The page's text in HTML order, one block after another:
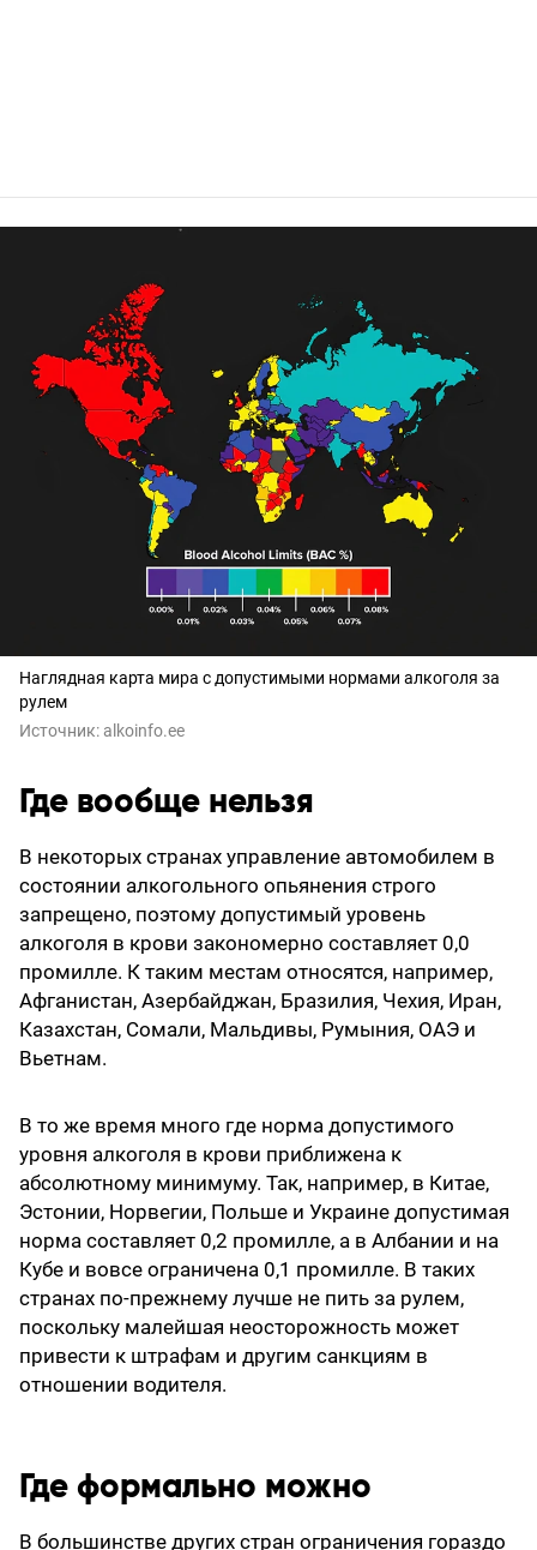
Наглядная карта мира с допустимыми нормами алкоголя за
рулем
Источник:alkoinfo.ee
Где вообще нельзя
В некоторых странах управление автомобилем в
состоянии алкогольного опьянения строго
запрещено, поэтому допустимый уровень
алкоголя в крови закономерно составляет 0,0
промилле. К таким местам относятся, например,
Афганистан, Азербайджан, Бразилия, Чехия, Иран,
Казахстан, Сомали, Мальдивы, Румыния, ОАЭ и
Вьетнам.
В то же время много где норма допустимого
уровня алкоголя в крови приближена к
абсолютному минимуму. Так, например, в Китае,
Эстонии, Норвегии, Польше и Украине допустимая
норма составляет 0,2 промилле, а в Албании и на
Кубе и вовсе ограничена 0,1 промилле. В таких
странах по-прежнему лучше не пить за рулем,
поскольку малейшая неосторожность может
привести к штрафам и другим санкциям в
отношении водителя.
Где формально можно
В большинстве других стран ограничения гораздо